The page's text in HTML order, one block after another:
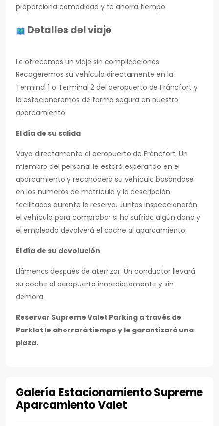
proporciona comodidad y te ahorra tiempo.
Detalles del viaje
Le ofrecemos un viaje sin complicaciones.
Recogeremos su vehículo directamente en la
Terminal 1 o Terminal 2 del aeropuerto de Fráncfort y
lo estacionaremos de forma segura en nuestro
aparcamiento.
El día de su salida
Vaya directamente al aeropuerto de Fráncfort. Un
miembro del personal le estará esperando en el
aparcamiento y reconocerá su vehículo basándose
en los números de matrícula y la descripción
facilitados durante la reserva. Juntos inspeccionarán
el vehículo para comprobar si ha sufrido algún daño y
el empleado devolverá el coche al aparcamiento.
El día de su devolución
Llámenos después de aterrizar. Un conductor llevará
su coche al aeropuerto inmediatamente y sin
demora.
Reservar Supreme Valet Parking a través de
Parklot le ahorrará tiempo y le garantizará una
plaza.
Galería Estacionamiento Supreme
Aparcamiento Valet